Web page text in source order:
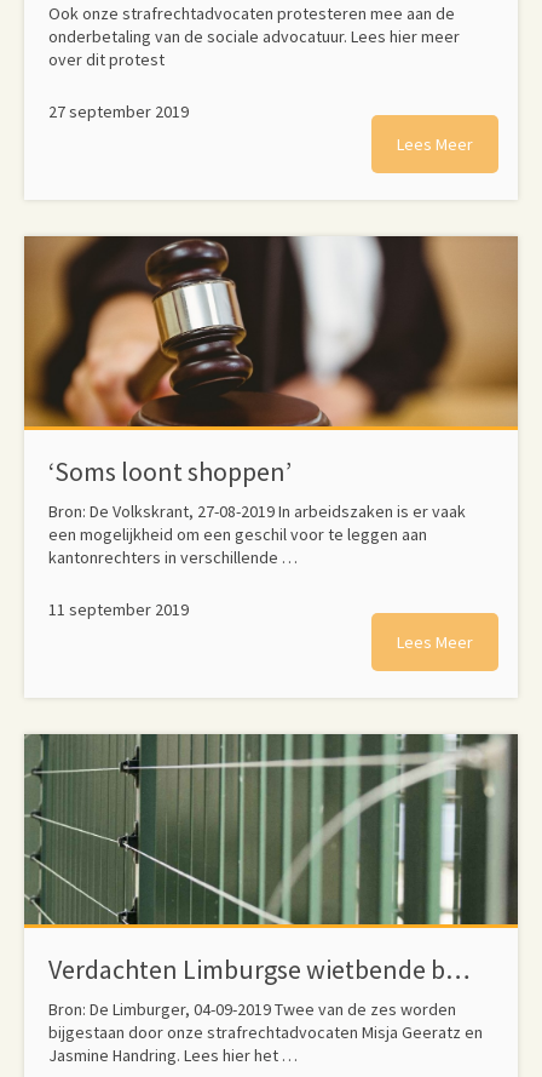
Ook onze strafrechtadvocaten protesteren mee aan de
onderbetaling van de sociale advocatuur. Lees hier meer
over dit protest
27 september 2019
Lees Meer
‘Soms loont shoppen’
Bron: De Volkskrant, 27-08-2019 In arbeidszaken is er vaak
een mogelijkheid om een geschil voor te leggen aan
kantonrechters in verschillende …
11 september 2019
Lees Meer
Verdachten Limburgse wietbende blijven langer in de cel
Bron: De Limburger, 04-09-2019 Twee van de zes worden
bijgestaan door onze strafrechtadvocaten Misja Geeratz en
Jasmine Handring. Lees hier het …